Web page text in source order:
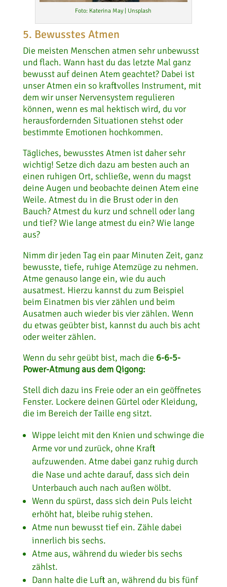
Foto: Katerina May | Unsplash
5. Bewusstes Atmen
Die meisten Menschen atmen sehr unbewusst
und flach. Wann hast du das letzte Mal ganz
bewusst auf deinen Atem geachtet? Dabei ist
unser Atmen ein so kraftvolles Instrument, mit
dem wir unser Nervensystem regulieren
können, wenn es mal hektisch wird, du vor
herausfordernden Situationen stehst oder
bestimmte Emotionen hochkommen.
Tägliches, bewusstes Atmen ist daher sehr
wichtig! Setze dich dazu am besten auch an
einen ruhigen Ort, schließe, wenn du magst
deine Augen und beobachte deinen Atem eine
Weile. Atmest du in die Brust oder in den
Bauch? Atmest du kurz und schnell oder lang
und tief? Wie lange atmest du ein? Wie lange
aus?
Nimm dir jeden Tag ein paar Minuten Zeit, ganz
bewusste, tiefe, ruhige Atemzüge zu nehmen.
Atme genauso lange ein, wie du auch
ausatmest. Hierzu kannst du zum Beispiel
beim Einatmen bis vier zählen und beim
Ausatmen auch wieder bis vier zählen. Wenn
du etwas geübter bist, kannst du auch bis acht
oder weiter zählen.
Wenn du sehr geübt bist, mach die 6-6-5-
Power-Atmung aus dem Qigong:
Stell dich dazu ins Freie oder an ein geöffnetes
Fenster. Lockere deinen Gürtel oder Kleidung,
die im Bereich der Taille eng sitzt.
Wippe leicht mit den Knien und schwinge die
Arme vor und zurück, ohne Kraft
aufzuwenden. Atme dabei ganz ruhig durch
die Nase und achte darauf, dass sich dein
Unterbauch auch nach außen wölbt.
Wenn du spürst, dass sich dein Puls leicht
erhöht hat, bleibe ruhig stehen.
Atme nun bewusst tief ein. Zähle dabei
innerlich bis sechs.
Atme aus, während du wieder bis sechs
zählst.
Dann halte die Luft an, während du bis fünf